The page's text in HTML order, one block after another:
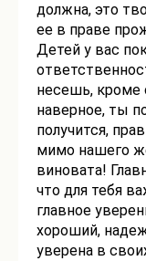
должна, это
ее в праве
Детей у вас
несешь, кроме
наверное, ты
получится,
мимо нашего
виновата!
что для тебя
главное
хороший,
уверена в